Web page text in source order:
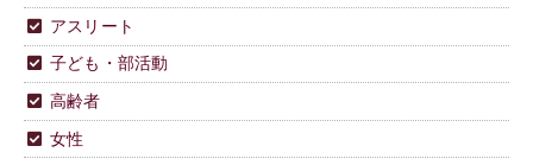
アスリート
子ども・部活動
高齢者
女性